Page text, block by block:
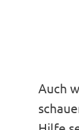
Auch